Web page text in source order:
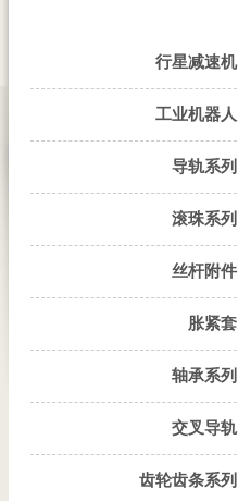
行星减速机
工业机器人
导轨系列
滚珠系列
丝杆附件
胀紧套
轴承系列
交叉导轨
齿轮齿条系列